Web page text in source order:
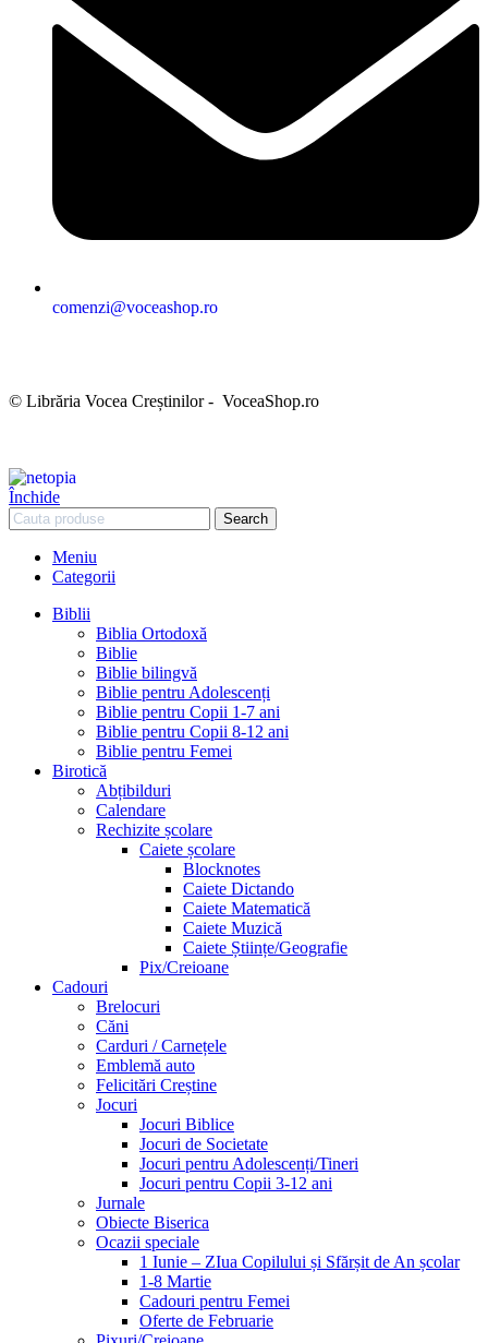
comenzi@voceashop.ro
© Librăria Vocea Creștinilor - VoceaShop.ro
Închide
Search
Meniu
Categorii
Biblii
Biblia Ortodoxă
Biblie
Biblie bilingvă
Biblie pentru Adolescenți
Biblie pentru Copii 1-7 ani
Biblie pentru Copii 8-12 ani
Biblie pentru Femei
Birotică
Abțibilduri
Calendare
Rechizite școlare
Caiete școlare
Blocknotes
Caiete Dictando
Caiete Matematică
Caiete Muzică
Caiete Științe/Geografie
Pix/Creioane
Cadouri
Brelocuri
Căni
Carduri / Carnețele
Emblemă auto
Felicitări Creștine
Jocuri
Jocuri Biblice
Jocuri de Societate
Jocuri pentru Adolescenți/Tineri
Jocuri pentru Copii 3-12 ani
Jurnale
Obiecte Biserica
Ocazii speciale
1 Iunie – ZIua Copilului și Sfărșit de An școlar
1-8 Martie
Cadouri pentru Femei
Oferte de Februarie